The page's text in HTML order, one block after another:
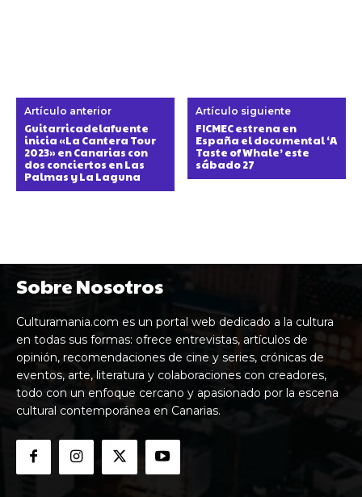
Artículo anterior
Guitarricadelafuente
inicia «La Cantera Tour
2023» en Canarias con
dos conciertos en Las
Palmas y La Laguna
Artículo siguiente
FICMEC estrena en
España el documental ‘A
Taste of Whale’ este
sábado 27
Sobre Nosotros
Culturamania.com es un portal web dedicado a la cultura
en todas sus formas: ofrece entrevistas, artículos de
opinión, recomendaciones de cine y series, crónicas de
eventos, arte, literatura y colaboraciones con creadores,
todo con un enfoque cercano y apasionado por la escena
cultural contemporánea en Canarias.